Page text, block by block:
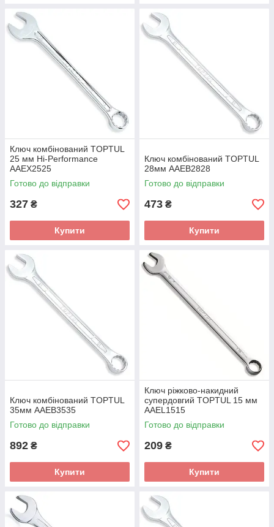
Ключ комбінований TOPTUL
25 мм Hi-Performance
AAEX2525
Готово до відправки
327 ₴
Купити
Ключ комбінований TOPTUL
28мм AAEB2828
Готово до відправки
473 ₴
Купити
Ключ комбінований TOPTUL
35мм AAEB3535
Готово до відправки
892 ₴
Купити
Ключ ріжково-накидний
супердовгий TOPTUL 15 мм
AAEL1515
Готово до відправки
209 ₴
Купити